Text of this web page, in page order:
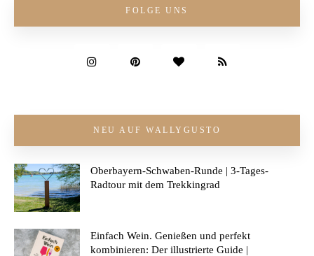
FOLGE UNS
NEU AUF WALLYGUSTO
Oberbayern-Schwaben-Runde | 3-Tages-
Radtour mit dem Trekkingrad
Einfach Wein. Genießen und perfekt
kombinieren: Der illustrierte Guide |